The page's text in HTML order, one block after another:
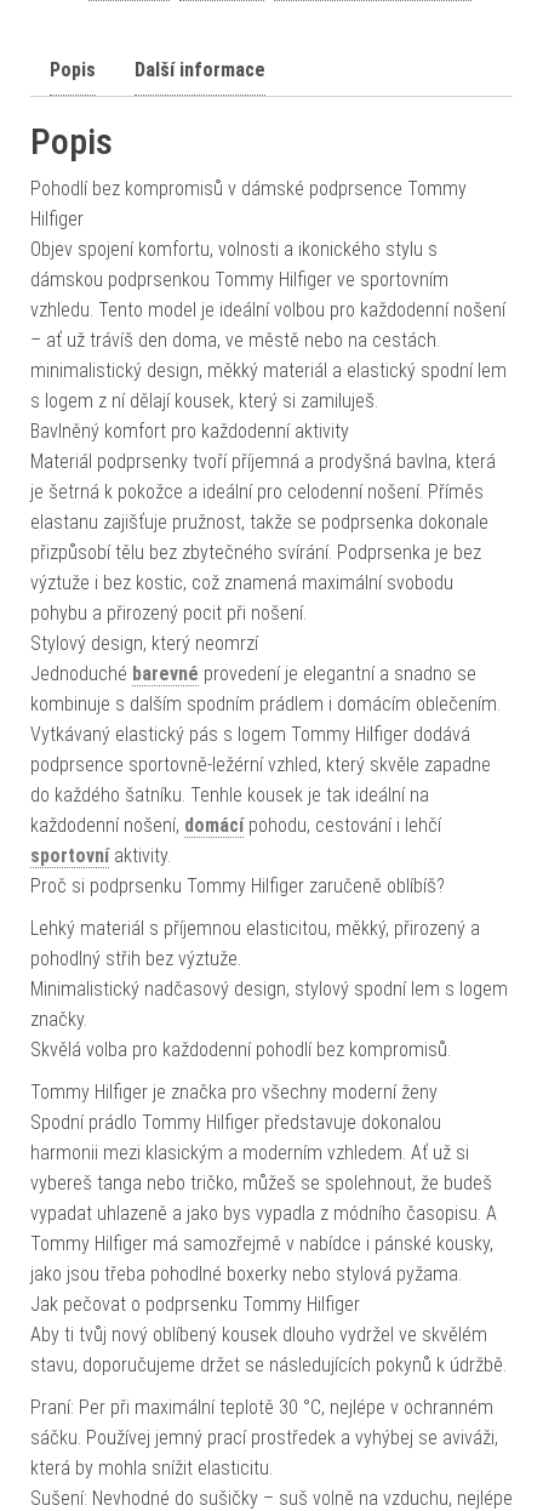
Popis Další informace
Popis
Pohodlí bez kompromisů v dámské podprsence Tommy
Hilfiger
Objev spojení komfortu, volnosti a ikonického stylu s
dámskou podprsenkou Tommy Hilfiger ve sportovním
vzhledu. Tento model je ideální volbou pro každodenní nošení
– ať už trávíš den doma, ve městě nebo na cestách.
minimalistický design, měkký materiál a elastický spodní lem
s logem z ní dělají kousek, který si zamiluješ.
Bavlněný komfort pro každodenní aktivity
Materiál podprsenky tvoří příjemná a prodyšná bavlna, která
je šetrná k pokožce a ideální pro celodenní nošení. Příměs
elastanu zajišťuje pružnost, takže se podprsenka dokonale
přizpůsobí tělu bez zbytečného svírání. Podprsenka je bez
výztuže i bez kostic, což znamená maximální svobodu
pohybu a přirozený pocit při nošení.
Stylový design, který neomrzí
Jednoduché barevné provedení je elegantní a snadno se
kombinuje s dalším spodním prádlem i domácím oblečením.
Vytkávaný elastický pás s logem Tommy Hilfiger dodává
podprsence sportovně-ležérní vzhled, který skvěle zapadne
do každého šatníku. Tenhle kousek je tak ideální na
každodenní nošení, domácípohodu, cestování i lehčí
sportovníaktivity.
Proč si podprsenku Tommy Hilfiger zaručeně oblíbíš?
Lehký materiál s příjemnou elasticitou, měkký, přirozený a
pohodlný střih bez výztuže.
Minimalistický nadčasový design, stylový spodní lem s logem
značky.
Skvělá volba pro každodenní pohodlí bez kompromisů.
Tommy Hilfiger je značka pro všechny moderní ženy
Spodní prádlo Tommy Hilfiger představuje dokonalou
harmonii mezi klasickým a moderním vzhledem. Ať už si
vybereš tanga nebo tričko, můžeš se spolehnout, že budeš
vypadat uhlazeně a jako bys vypadla z módního časopisu. A
Tommy Hilfiger má samozřejmě v nabídce i pánské kousky,
jako jsou třeba pohodlné boxerky nebo stylová pyžama.
Jak pečovat o podprsenku Tommy Hilfiger
Aby ti tvůj nový oblíbený kousek dlouho vydržel ve skvělém
stavu, doporučujeme držet se následujících pokynů k údržbě.
Praní: Per při maximální teplotě 30 °C, nejlépe v ochranném
sáčku. Používej jemný prací prostředek a vyhýbej se aviváži,
která by mohla snížit elasticitu.
Sušení: Nevhodné do sušičky – suš volně na vzduchu, nejlépe